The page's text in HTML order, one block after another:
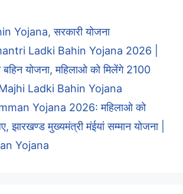
Yojana,सरकारी योजना
Ladki Bahin Yojana 2026 |
बहिन योजना, महिलाओ को मिलेंगे 2100
Ladki Bahin Yojana
Yojana 2026: महिलाओ को
झारखण्ड मुख्यमंत्री मंईयां सम्मान योजना |
Yojana